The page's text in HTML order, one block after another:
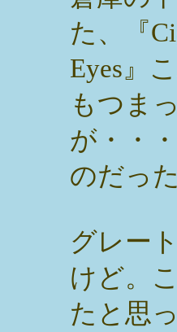
た、『
Eyes』
もつま
が・・
のだっ
グレー
けど。
たと思